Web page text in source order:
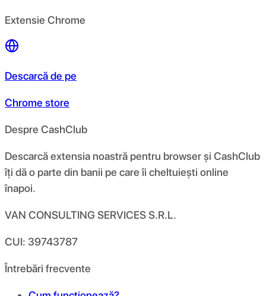
Extensie Chrome
Descarcă de pe
Chrome store
Despre CashClub
Descarcă extensia noastră pentru browser și CashClub
îți dă o parte din banii pe care îi cheltuiești online
înapoi.
VAN CONSULTING SERVICES S.R.L.
CUI: 39743787
Întrebări frecvente